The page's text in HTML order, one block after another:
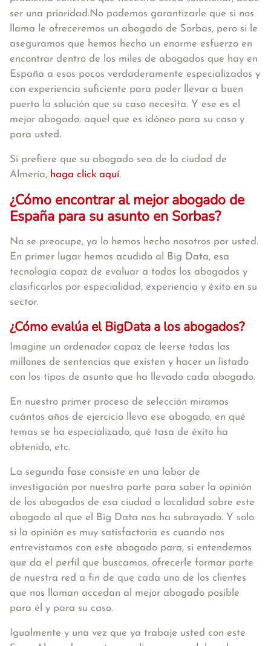
ser una prioridad.No podemos garantizarle que si nos
llama le ofreceremos un abogado de Sorbas, pero si le
aseguramos que hemos hecho un enorme esfuerzo en
encontrar dentro de los miles de abogados que hay en
España a esos pocos verdaderamente especializados y
con experiencia suficiente para poder llevar a buen
puerto la solución que su caso necesita. Y ese es el
mejor abogado: aquel que es idóneo para su caso y
para usted.
Si prefiere que su abogado sea de la ciudad de
Almería, haga click aquí.
¿Cómo encontrar al mejor abogado de
España para su asunto en Sorbas?
No se preocupe, ya lo hemos hecho nosotros por usted.
En primer lugar hemos acudido al Big Data, esa
tecnología capaz de evaluar a todos los abogados y
clasificarlos por especialidad, experiencia y éxito en su
sector.
¿Cómo evalúa el BigData a los abogados?
Imagine un ordenador capaz de leerse todas las
millones de sentencias que existen y hacer un listado
con los tipos de asunto que ha llevado cada abogado.
En nuestro primer proceso de selección miramos
cuántos años de ejercicio lleva ese abogado, en qué
temas se ha especializado, qué tasa de éxito ha
obtenido, etc.
La segunda fase consiste en una labor de
investigación por nuestra parte para saber la opinión
de los abogados de esa ciudad o localidad sobre este
abogado al que el Big Data nos ha subrayado. Y solo
si la opinión es muy satisfactoria es cuando nos
entrevistamos con este abogado para, si entendemos
que da el perfil que buscamos, ofrecerle formar parte
de nuestra red a fin de que cada uno de los clientes
que nos llaman accedan al mejor abogado posible
para él y para su caso.
Igualmente y una vez que ya trabaje usted con este